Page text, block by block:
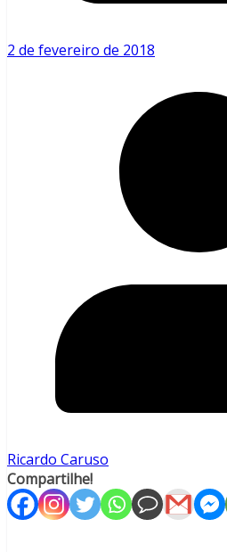
2 de fevereiro de 2018
Ricardo Caruso
Compartilhe!